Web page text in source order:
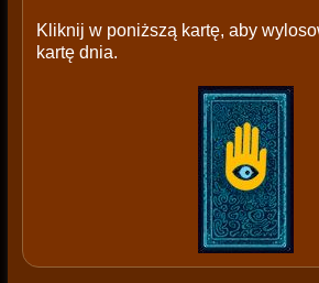
Kliknij w poniższą kartę, aby
kartę dnia.